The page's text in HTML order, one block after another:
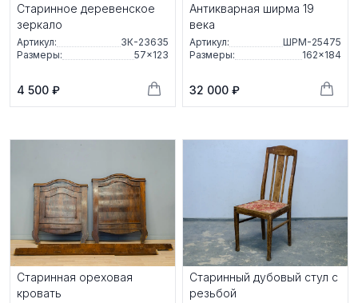
Старинное деревенское
зеркало
Артикул:
ЗК-23635
Размеры:
57×123
4 500 ₽
Антикварная ширма 19
века
Артикул:
ШРМ-25475
Размеры:
162×184
32 000 ₽
Старинная ореховая
кровать
Старинный дубовый стул с
резьбой